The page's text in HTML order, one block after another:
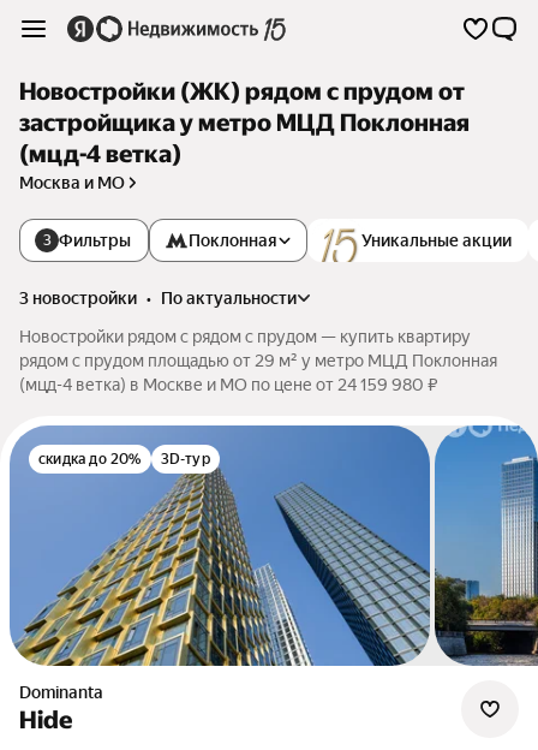
Новостройки (ЖК) рядом с прудом от
застройщика у метро МЦД Поклонная
(мцд-4 ветка)
Москва и МО
3 Фильтры Уникальные акции
Поклонная
3 новостройки •
по актуальности
Новостройки рядом с рядом с прудом — купить квартиру
рядом с прудом площадью от 29 м² у метро МЦД Поклонная
(мцд-4 ветка) в Москве и МО по цене от 24 159 980 ₽
скидка до 20% 3D-тур
Dominanta
Hide